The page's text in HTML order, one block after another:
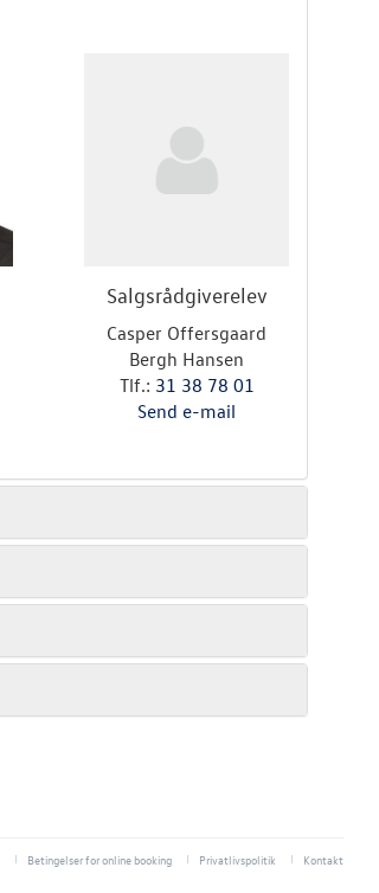
Salgsrådgiverelev
Casper Offersgaard
Bergh Hansen
Tlf.: 31 38 78 01
Send e-mail
Betingelser for online booking Privatlivspolitik Kontakt